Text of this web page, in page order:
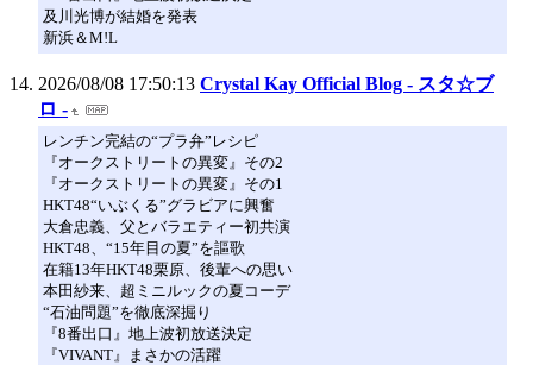
及川光博が結婚を発表
新浜＆M!L
2026/08/08 17:50:13 Crystal Kay Official Blog - スタ☆ブ
ロ -
レンチン完結の“プラ弁”レシピ
『オークストリートの異変』その2
『オークストリートの異変』その1
HKT48“いぶくる”グラビアに興奮
大倉忠義、父とバラエティー初共演
HKT48、“15年目の夏”を謳歌
在籍13年HKT48栗原、後輩への思い
本田紗来、超ミニルックの夏コーデ
“石油問題”を徹底深掘り
『8番出口』地上波初放送決定
『VIVANT』まさかの活躍